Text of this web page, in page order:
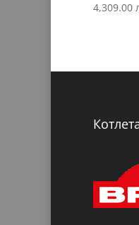
4,309.00